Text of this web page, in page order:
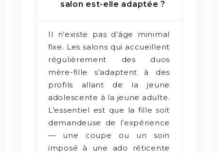
salon est-elle adaptée ?
Il n’existe pas d’âge minimal
fixe. Les salons qui accueillent
régulièrement des duos
mère-fille s’adaptent à des
profils allant de la jeune
adolescente à la jeune adulte.
L’essentiel est que la fille soit
demandeuse de l’expérience
— une coupe ou un soin
imposé à une ado réticente